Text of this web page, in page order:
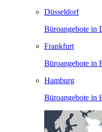
Düsseldorf
Büroangebote in
Frankfurt
Büroangebote in
Hamburg
Büroangebote in